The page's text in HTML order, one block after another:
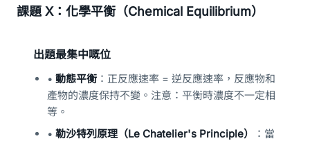
課題 X：化學平衡（Chemical Equilibrium）
出題最集中嘅位
• 動態平衡 ：正反應速率 = 逆反應速率，反應物和
產物的濃度保持不變。注意：平衡時濃度不一定相
等。
• 勒沙特列原理（Le Chatelier's Principle）
：當